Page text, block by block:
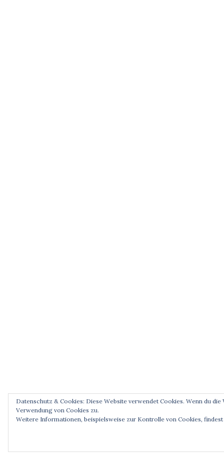
Datenschutz & Cookies: Diese Website verwendet Cookies. Wenn du
Verwendung von Cookies zu.
Weitere Informationen, beispielsweise zur Kontrolle von Cookies,